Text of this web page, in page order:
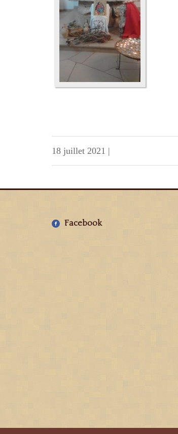
18 juillet 2021 |
Facebook